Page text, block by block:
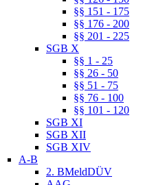
§§ 151 - 175
§§ 176 - 200
§§ 201 - 225
SGB X
§§ 1 - 25
§§ 26 - 50
§§ 51 - 75
§§ 76 - 100
§§ 101 - 120
SGB XI
SGB XII
SGB XIV
A-B
2. BMeldDÜV